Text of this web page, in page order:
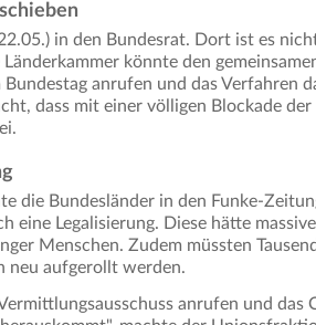
in den Bundesrat. Dort ist es
könnte den
anrufen und das Verfahren
dass mit einer völligen Blockade
die Bundesländer in den Funke-
eine Legalisierung. Diese hätte
Menschen. Zudem müssten
neu aufgerollt werden.
anrufen und das